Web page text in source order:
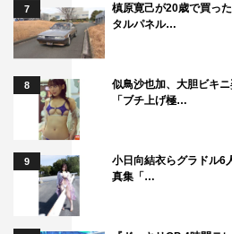
7
槙原寛己が20歳で買っ
タルパネル…
8
似鳥沙也加、大胆ビキ
「ブチ上げ極…
9
小日向結衣らグラドル6
真集「…